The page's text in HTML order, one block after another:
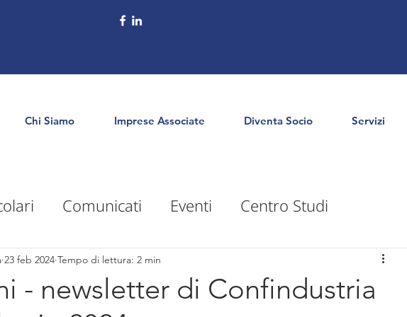
Chi Siamo Imprese Associate Diventa Socio Servizi
Comunicati Eventi Centro Studi
Territorio PNRR
- newsletter di Confindustria
23 feb 2024 Tempo di lettura: 2 min